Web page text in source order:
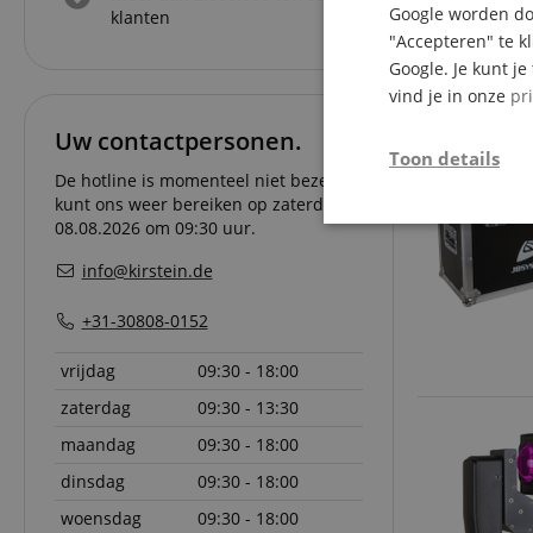
klanten
Uw contactpersonen.
De hotline is momenteel niet bezet. U
kunt ons weer bereiken op zaterdag
08.08.2026 om 09:30 uur.
info@kirstein.de
+31-30808-0152
vrijdag
09:30 - 18:00
zaterdag
09:30 - 13:30
maandag
09:30 - 18:00
dinsdag
09:30 - 18:00
woensdag
09:30 - 18:00
Google worden
"Accepteren" te
Google. Je kunt
vind je in onze
Toon details
Strikt
noodzakelijk
Strikt
Zonder strikt